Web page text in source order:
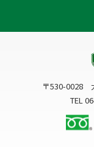
3)個人情報の利
当社は、個人情報
事前にお知らせし
〒530-0028
TEL